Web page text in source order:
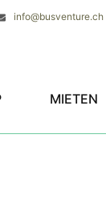
info@busventure.ch
MIETEN